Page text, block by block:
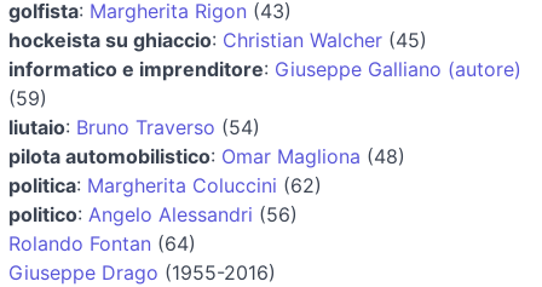
golfista: Margherita Rigon (43)
hockeista su ghiaccio: Christian Walcher (45)
informatico e imprenditore: Giuseppe Galliano (autore)
(59)
liutaio: Bruno Traverso (54)
pilota automobilistico: Omar Magliona (48)
politica: Margherita Coluccini (62)
politico: Angelo Alessandri (56)
Rolando Fontan (64)
Giuseppe Drago (1955-2016)